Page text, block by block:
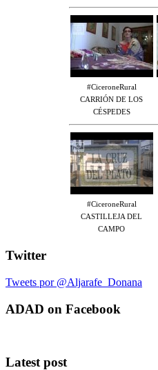
#CiceroneRural
CARRIÓN DE LOS
CÉSPEDES
#CiceroneRural
CASTILLEJA DEL
CAMPO
Twitter
Tweets por @Aljarafe_Donana
ADAD on Facebook
Latest post